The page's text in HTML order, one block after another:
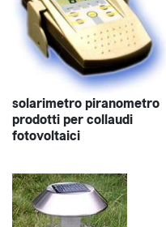
solarimetro piranometro
prodotti per collaudi
fotovoltaici